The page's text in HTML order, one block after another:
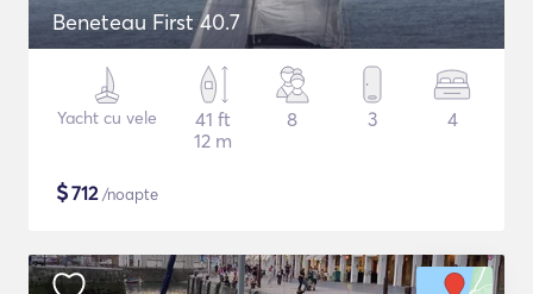
Beneteau First 40.7
Yacht cu vele
41 ft
12 m
8 3 4
$712/noapte